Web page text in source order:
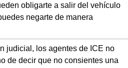
obligarte a salir del vehículo
negarte de manera
judicial, los agentes de ICE no
de decir que no consientes una